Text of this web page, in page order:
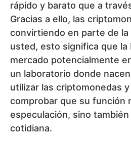
rápido y barato que a
Gracias a ello, las
convirtiendo en parte de la
usted, esto significa que la
mercado potencialmente
un laboratorio donde
utilizar las criptomonedas
comprobar que su función
especulación, sino
cotidiana.